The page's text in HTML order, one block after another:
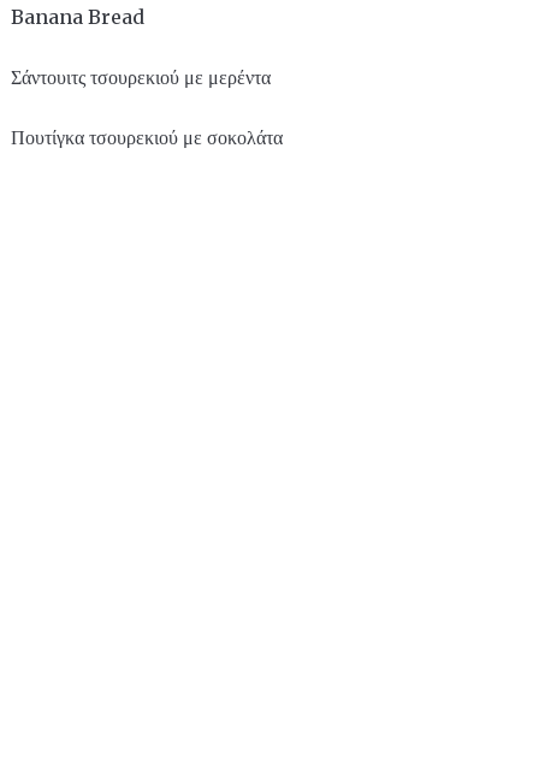
Banana Bread
Σάντουιτς τσουρεκιού με μερέντα
Πουτίγκα τσουρεκιού με σοκολάτα